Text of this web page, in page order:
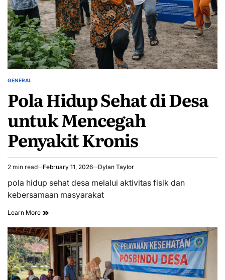
POSTED
GENERAL
Pola Hidup Sehat di Desa
untuk Mencegah
Penyakit Kronis
Estimated
read
time
2 min read February 11, 2026 Dylan Taylor
pola hidup sehat desa melalui aktivitas fisik dan
kebersamaan masyarakat
Learn More